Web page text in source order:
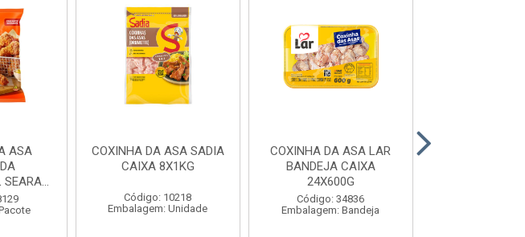
ASA
SEARA
COXINHA DA ASA SADIA
CAIXA 8X1KG
Código: 10218
Embalagem: Unidade
COXINHA DA ASA LAR
BANDEJA CAIXA
24X600G
Código: 34836
Embalagem: Bandeja